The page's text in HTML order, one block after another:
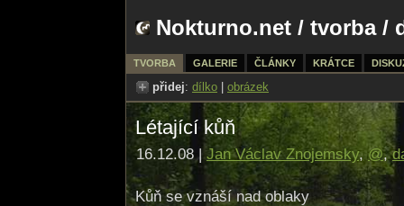
Nokturno.net / tvorba/
TVORBA GALERIE ČLÁNKY KRÁTCE
přidej: dílko obrázek
Létající kůň
16.12.08 | Jan Václav Znojemsky,@,
Kůň se vznáší nad oblaky